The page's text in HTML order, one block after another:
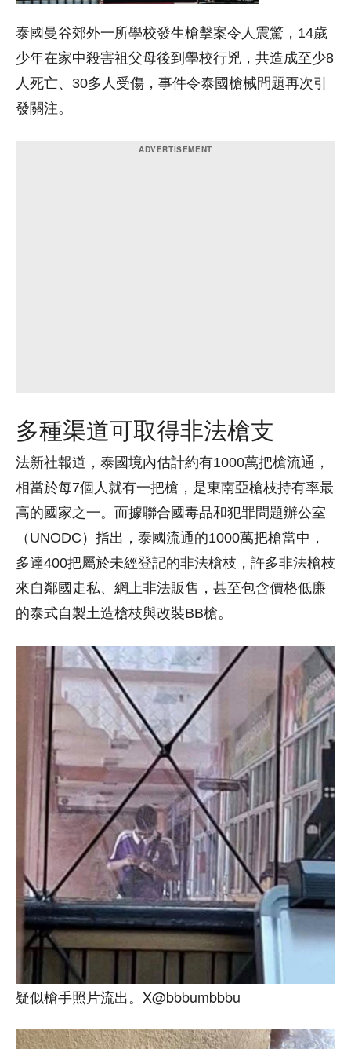
泰國曼谷郊外一所學校發生槍擊案令人震驚，14歲
少年在家中殺害祖父母後到學校行兇，共造成至少8
人死亡、30多人受傷，事件令泰國槍械問題再次引
發關注。
多種渠道可取得非法槍支
法新社報道，泰國境內估計約有1000萬把槍流通，
相當於每7個人就有一把槍，是東南亞槍枝持有率最
高的國家之一。而據聯合國毒品和犯罪問題辦公室
（UNODC）指出，泰國流通的1000萬把槍當中，
多達400把屬於未經登記的非法槍枝，許多非法槍枝
來自鄰國走私、網上非法販售，甚至包含價格低廉
的泰式自製土造槍枝與改裝BB槍。
疑似槍手照片流出。X@bbbumbbbu